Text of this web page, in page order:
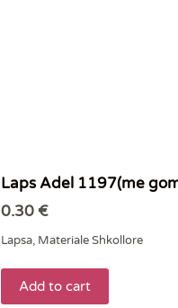
Laps Adel 1197(me
0.30€
Lapsa, Materiale Shkollore
Add to cart